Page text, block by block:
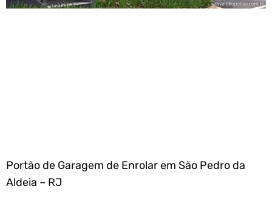
Portão de Garagem de Enrolar em São Pedro da
Aldeia – RJ